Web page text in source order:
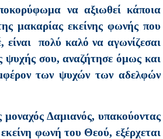
να αξιωθεί κάποια
μακαρίας εκείνης φωνής που
είναι πολύ καλό να αγωνίζεσαι
ψυχής σου, αναζήτησε όμως και
των ψυχών των αδελφών
Δαμιανός, υπακούοντας
φωνή του Θεού, εξέρχεται